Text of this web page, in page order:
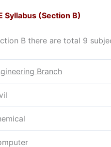
Syllabus (Section B)
B there are total 9
Branch